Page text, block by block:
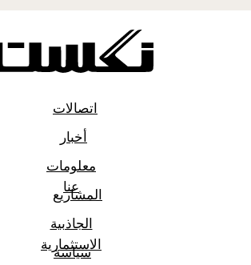
اتصالات
أخبار
معلومات
عنا
الجاذبية
الاستثمارية
المشاريع
سياسة